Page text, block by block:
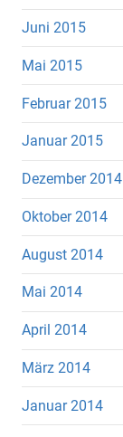
Juni 2015
Mai 2015
Februar 2015
Januar 2015
Dezember 2014
Oktober 2014
August 2014
Mai 2014
April 2014
März 2014
Januar 2014